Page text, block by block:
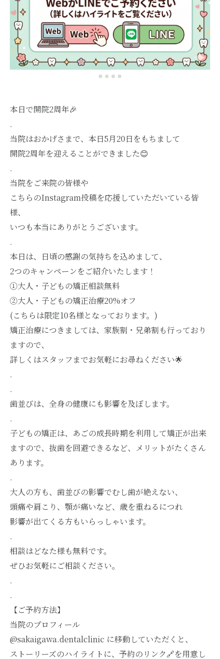
本日で開院2周年🎉
.
当院はおかげさまで、本日5月20日をもちまして
開院2周年を迎えることができました😊
.
当院をご来院の皆様や
こちらのInstagram投稿を応援していただいている皆
様、
いつも本当にありがとうございます。
.
本日は、日頃の感謝の気持ちを込めまして、
2つのキャンペーンをご紹介いたします！
①大人・子どもの矯正相談無料
②大人・子どもの矯正治療20%オフ
(こちらは限定10名様となっております。)
矯正治療につきましては、家族割・兄弟割も行っており
ますので、
詳しくはスタッフまでお気軽にお尋ねください🌟
.
.
歯並びは、全身の健康にも影響を及ぼします。
.
子どもの矯正は、あごの成長時期を利用して矯正が出来
ますので、抜歯を回避できるなど、メリットがたくさん
あります。
.
大人の方も、歯並びの影響でむし歯が絶えない、
頭痛や肩こり、顎が痛いなど、歳を重ねるにつれ
影響が出てくる方もいらっしゃいます。
.
相談はどなた様も無料です。
ぜひお気軽にご相談ください。
.
.
【ご予約方法】
当院のプロフィール
@sakaigawa.dentalclinic に移動していただくと、
ストーリーズのハイライトに、予約のリンク🔗を用意し